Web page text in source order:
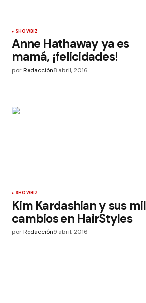
SHOWBIZ
Anne Hathaway ya es
mamá, ¡felicidades!
porRedacción8 abril, 2016
SHOWBIZ
Kim Kardashian y sus mil
cambios en HairStyles
porRedacción9 abril, 2016